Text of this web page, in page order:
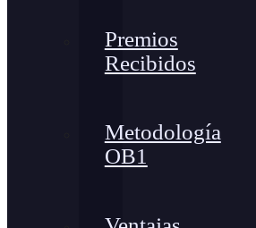
Premios
Recibidos
Metodología
OB1